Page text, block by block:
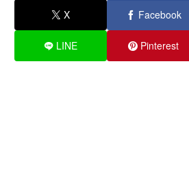
X Facebook
LINE Pinterest